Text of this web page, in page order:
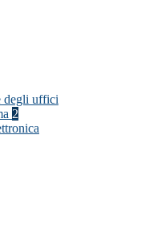
degli uffici
2